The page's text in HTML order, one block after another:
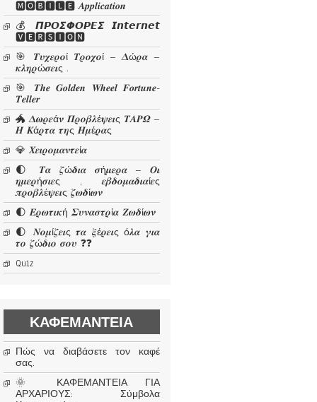
🅼🅾🅱🅸🅻🅴 𝜜𝒑𝒑𝒍𝒊𝒄𝒂𝒕𝒊𝒐𝒏
💰 𝞟𝞠𝞞𝞢𝞥𝞞𝞠𝞔𝞢 𝙄𝙣𝙩𝙚𝙧𝙣𝙚𝙩
🆅🅴🆁🆂🅸🅾🅽
🎯 𝜯𝝊𝝌𝜺𝝆𝝄ί 𝜯𝝆𝝄𝝌𝝄ί – 𝜟ώ𝝆𝜶 –
𝜿𝝀𝜼𝝆ώ𝝈𝜺𝜾ς .
🎯 𝑻𝒉𝒆 𝑮𝒐𝒍𝒅𝒆𝒏 𝑾𝒉𝒆𝒆𝒍 𝑭𝒐𝒓𝒕𝒖𝒏𝒆-
𝑻𝒆𝒍𝒍𝒆𝒓
🐲 𝜟𝝎𝝆𝜺ά𝝂 𝜫𝝆𝝄𝜷𝝀έ𝝍𝜺𝜾ς 𝜯𝜜𝜬𝜴 –
𝜢 𝜥ά𝝆𝝉𝜶 𝝉𝜼ς 𝜢𝝁έ𝝆𝜶ς
💎 𝜲𝜺𝜾𝝆𝝄𝝁𝜶𝝂𝝉𝜺ί𝜶
🌓 𝜯𝜶 𝜻ώ𝜹𝜾𝜶 𝝈ή𝝁𝜺𝝆𝜶 – 𝜪𝜾
𝜼𝝁𝜺𝝆ή𝝈𝜾𝜺ς , 𝜺𝜷𝜹𝝄𝝁𝜶𝜹𝜾𝜶ί𝜺ς
𝝅𝝆𝝄𝜷𝝀έ𝝍𝜺𝜾ς 𝜻𝝎𝜹ί𝝎𝝂
🌓 𝜠𝝆𝝎𝝉𝜾𝜿ή 𝜮𝝊𝝂𝜶𝝈𝝉𝝆ί𝜶 𝜡𝝎𝜹ί𝝎𝝂
🌓 𝜨𝝄𝝁ί𝜻𝜺𝜾ς 𝝉𝜶 𝝃έ𝝆𝜺𝜾ς ό𝝀𝜶 𝜸𝜾𝜶
𝝉𝝄 𝜻ώ𝜹𝜾𝝄 𝝈𝝄𝝊 ❓❓
Quiz
ΚΑΦΕΜΑΝΤΕΊΑ
Πώς να διαβάσετε τον καφέ
σας.
🌞 ΚΑΦΕΜΑΝΤΕΙΑ ΓΙΑ
ΑΡΧΑΡΙΟΥΣ: Σύμβολα